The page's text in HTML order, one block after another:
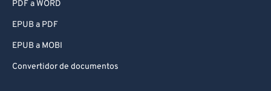
PDF a WORD
EPUB a PDF
EPUB a MOBI
Convertidor de documentos